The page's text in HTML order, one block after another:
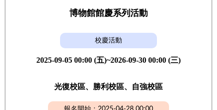
博物館館慶系列活動
校慶活動
2025-09-05 00:00 (五)~2026-09-30 00:00 (三)
光復校區、勝利校區、自強校區